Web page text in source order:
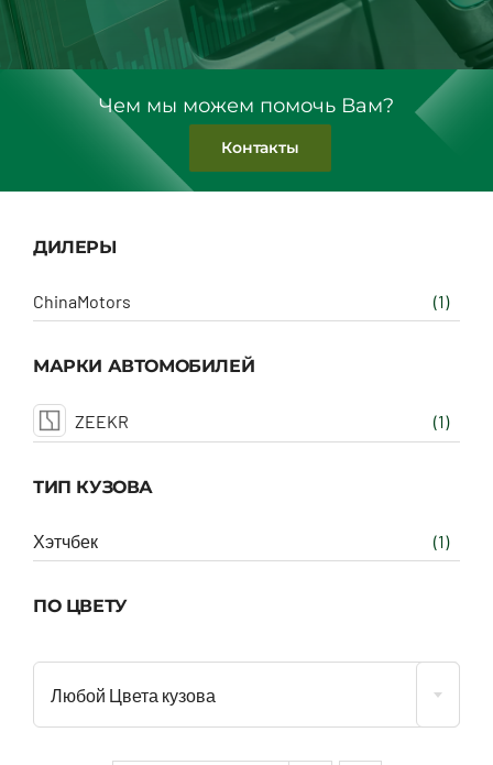
Чем мы можем помочь Вам?
Контакты
ДИЛЕРЫ
ChinaMotors (1)
МАРКИ АВТОМОБИЛЕЙ
ZEEKR (1)
ТИП КУЗОВА
Хэтчбек (1)
ПО ЦВЕТУ
Любой Цвета кузова